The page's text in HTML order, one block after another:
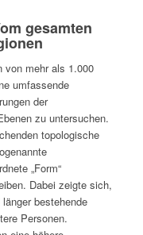
gesamten
von mehr als 1.000
umfassende
der
zu untersuchen.
topologische
„Form“
Dabei zeigte sich,
bestehende
Personen.